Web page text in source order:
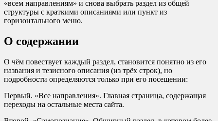
«всем направлениям» и снова выбрать раздел из общей
структуры с краткими описаниями или пункт из
горизонтального меню.
О содержании
О чём повествует каждый раздел, становится понятно из его
названия и тезисного описания (из трёх строк), но
подробности определяются только при его посещении:
Первый. «Все направления». Главная страница, содержащая
переходы на остальные места сайта.